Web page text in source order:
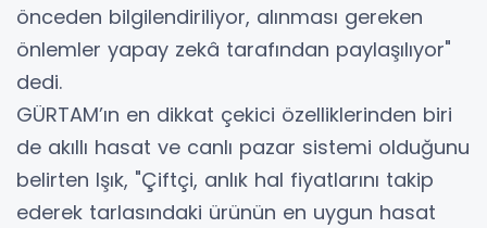
önceden bilgilendiriliyor, alınması gereken
önlemler yapay zekâ tarafından paylaşılıyor"
dedi.
GÜRTAM’ın en dikkat çekici özelliklerinden biri
de akıllı hasat ve canlı pazar sistemi olduğunu
belirten Işık, "Çiftçi, anlık hal fiyatlarını takip
ederek tarlasındaki ürünün en uygun hasat